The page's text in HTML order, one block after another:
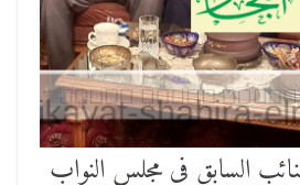
السابق في مجلس النواب